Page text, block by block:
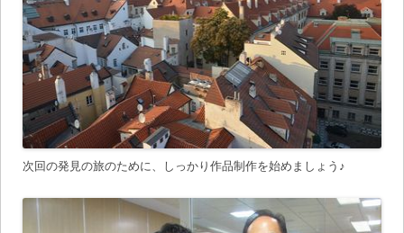
次回の発見の旅のために、しっかり作品制作を始めましょう♪